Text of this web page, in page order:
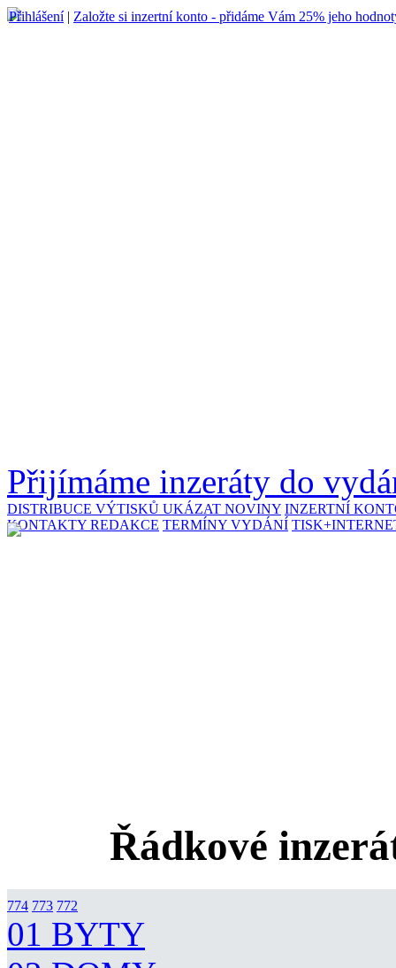
Přihlášení| Založte si inzertní konto - přidáme Vám 25% jeho
Přijímáme inzeráty do
DISTRIBUCE VÝTISKŮ UKÁZAT NOVINY INZERTNÍ
KONTAKTY REDAKCE TERMÍNY VYDÁNÍ
Řádkové
774 773 772
01 BYTY